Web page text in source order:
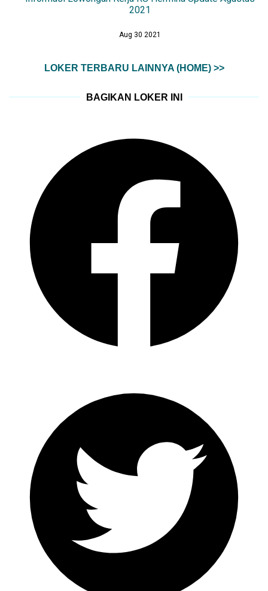
2021
Aug 30 2021
LOKER TERBARU LAINNYA (HOME) >>
BAGIKAN LOKER INI